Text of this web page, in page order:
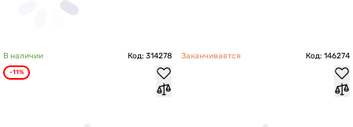
В наличии Код: 314278
-11%
Заканчивается Код: 146274